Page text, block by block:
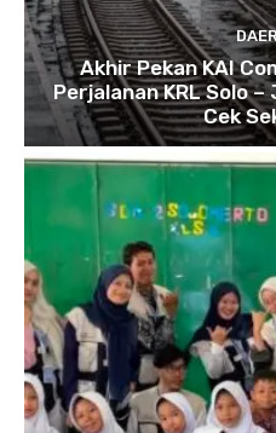
Akhir Pekan KAI
Perjalanan KRL Solo
Cek